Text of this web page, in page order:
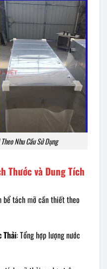
Nhu Cầu Sử Dụng
Thước và Dung Tích
tách mỡ cần thiết theo
Thải: Tổng hợp lượng nước